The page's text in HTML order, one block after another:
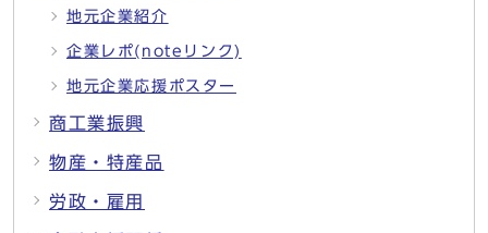
地元企業紹介
企業レポ(noteリンク)
地元企業応援ポスター
商工業振興
物産・特産品
労政・雇用